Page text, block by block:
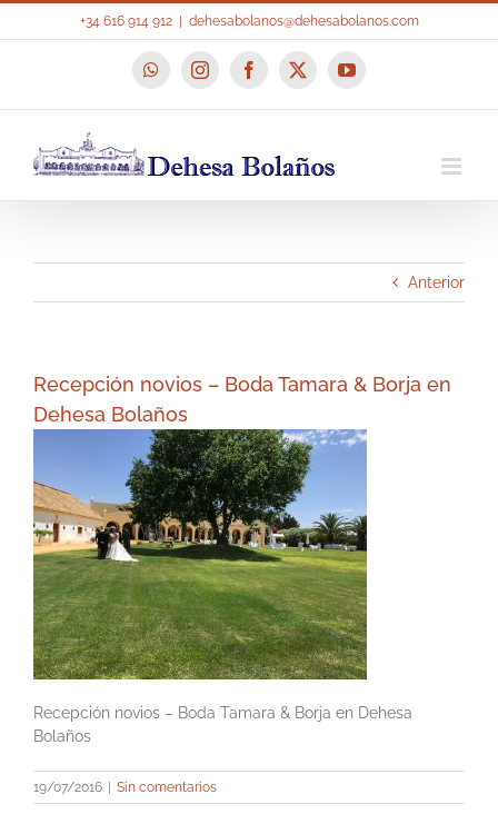
+34 616 914 912 dehesabolanos@dehesabolanos.com
WhatsAppInstagramFacebook
X YouTube
Anterior
Recepción novios – Boda Tamara & Borja en
Dehesa Bolaños
Recepción novios – Boda Tamara & Borja en Dehesa
Bolaños
19/07/2016 Sin comentarios